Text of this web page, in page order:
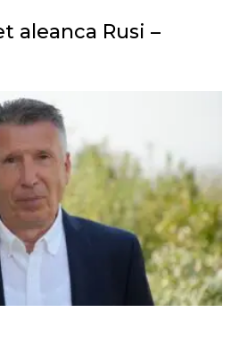
aleanca Rusi –